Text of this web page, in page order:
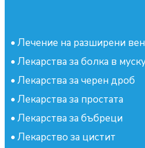
• Лечение на разширени
• Лекарства за болка в
• Лекарства за черен дроб
• Лекарства за простата
• Лекарства за бъбреци
• Лекарство за цистит